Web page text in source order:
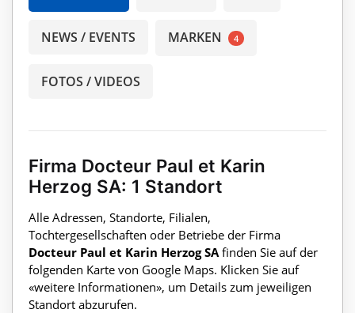
NEWS / EVENTS MARKEN 4
FOTOS / VIDEOS
Firma Docteur Paul et Karin
Herzog SA: 1 Standort
Alle Adressen, Standorte, Filialen,
Tochtergesellschaften oder Betriebe der Firma
Docteur Paul et Karin Herzog SA finden Sie auf der
folgenden Karte von Google Maps. Klicken Sie auf
«weitere Informationen», um Details zum jeweiligen
Standort abzurufen.